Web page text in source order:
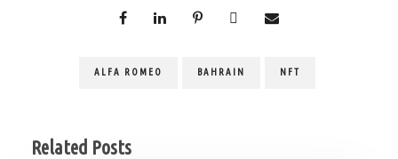
ALFA ROMEO BAHRAIN NFT
Related Posts